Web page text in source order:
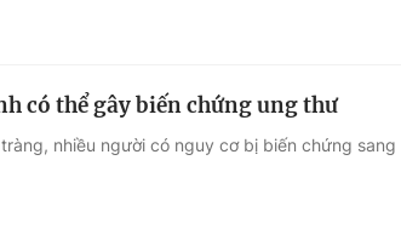
có thể gây biến chứng ung thư
nhiều người có nguy cơ bị biến chứng sang